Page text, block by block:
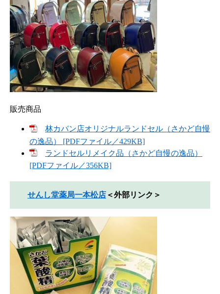
販売商品
林カバン店オリジナルランドセル（さかど自慢
の逸品） [PDFファイル／429KB]
ランドセルリメイク品（さかど自慢の逸品）
[PDFファイル／356KB]
せんし堂薬局一本松店 ＜外部リンク＞